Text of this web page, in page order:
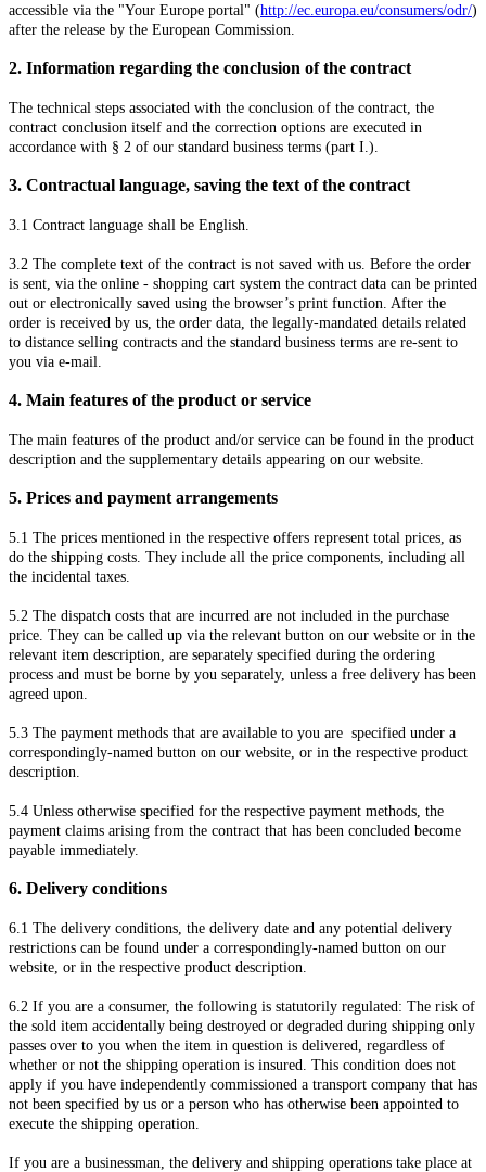
accessible via the "Your Europe portal" (http://ec.europa.eu/consumers/odr/)
after the release by the European Commission.
2. Information regarding the conclusion of the contract
The technical steps associated with the conclusion of the contract, the
contract conclusion itself and the correction options are executed in
accordance with § 2 of our standard business terms (part I.).
3. Contractual language, saving the text of the contract
3.1 Contract language shall be English.
3.2 The complete text of the contract is not saved with us. Before the order
is sent, via the online - shopping cart system the contract data can be printed
out or electronically saved using the browser’s print function. After the
order is received by us, the order data, the legally-mandated details related
to distance selling contracts and the standard business terms are re-sent to
you via e-mail.
4. Main features of the product or service
The main features of the product and/or service can be found in the product
description and the supplementary details appearing on our website.
5. Prices and payment arrangements
5.1 The prices mentioned in the respective offers represent total prices, as
do the shipping costs. They include all the price components, including all
the incidental taxes.
5.2 The dispatch costs that are incurred are not included in the purchase
price. They can be called up via the relevant button on our website or in the
relevant item description, are separately specified during the ordering
process and must be borne by you separately, unless a free delivery has been
agreed upon.
5.3 The payment methods that are available to you are specified under a
correspondingly-named button on our website, or in the respective product
description.
5.4 Unless otherwise specified for the respective payment methods, the
payment claims arising from the contract that has been concluded become
payable immediately.
6. Delivery conditions
6.1 The delivery conditions, the delivery date and any potential delivery
restrictions can be found under a correspondingly-named button on our
website, or in the respective product description.
6.2 If you are a consumer, the following is statutorily regulated: The risk of
the sold item accidentally being destroyed or degraded during shipping only
passes over to you when the item in question is delivered, regardless of
whether or not the shipping operation is insured. This condition does not
apply if you have independently commissioned a transport company that has
not been specified by us or a person who has otherwise been appointed to
execute the shipping operation.
If you are a businessman, the delivery and shipping operations take place at